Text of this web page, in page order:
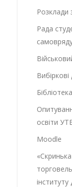
Розклади
Рада
Вибіркові
освіти
Moodle